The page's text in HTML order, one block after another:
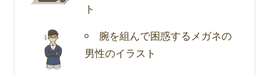
ト
腕を組んで困惑するメガネの
男性のイラスト